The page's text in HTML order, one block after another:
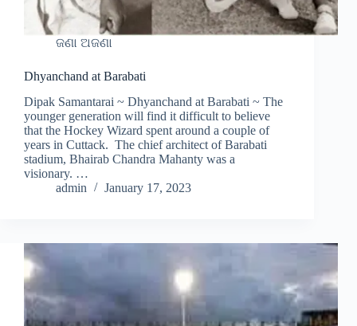
ଜଣା ଅଜଣା
Dhyanchand at Barabati
Dipak Samantarai ~ Dhyanchand at Barabati ~ The
younger generation will find it difficult to believe
that the Hockey Wizard spent around a couple of
years in Cuttack. The chief architect of Barabati
stadium, Bhairab Chandra Mahanty was a
visionary. …
admin
January 17, 2023